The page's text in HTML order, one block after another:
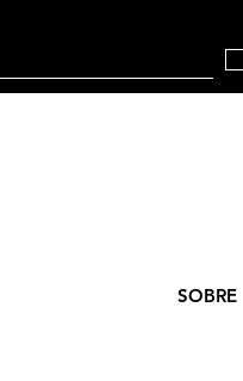
SOBRE